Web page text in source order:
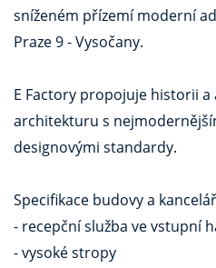
sníženém přízemí moderní
Praze 9 - Vysočany.
E Factory propojuje historii
architekturu s
designovými standardy.
Specifikace budovy a
- recepční služba ve vstupní
- vysoké stropy